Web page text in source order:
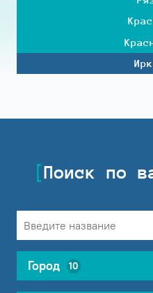
Поиск по
Город 10